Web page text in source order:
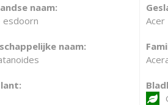
naam:
esdoorn
naam:
Acer